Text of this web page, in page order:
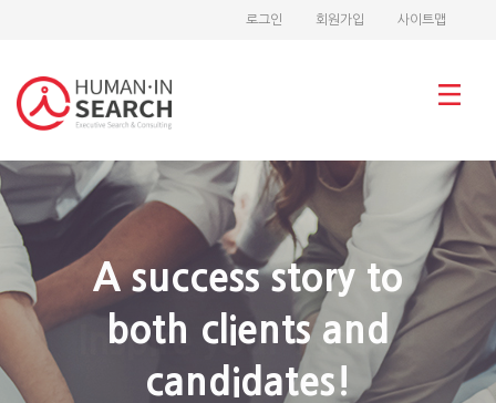
로그인 회원가입 사이트맵
Inspire your future!
A success story to
both clients and
candidates!
Design your career!